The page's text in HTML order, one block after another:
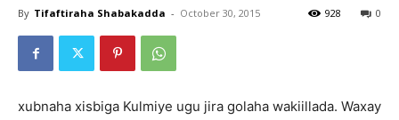
By Tifaftiraha Shabakadda - October 30, 2015 0
928
xubnaha xisbiga Kulmiye ugu jira golaha wakiillada. Waxay